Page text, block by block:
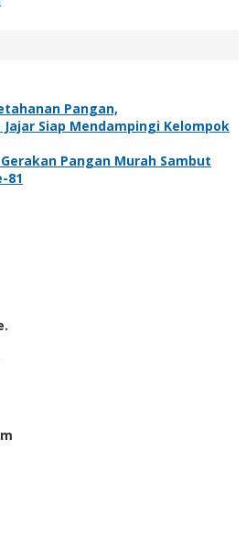
Pangan,
Siap Mendampingi Kelompok
Pangan Murah Sambut
81